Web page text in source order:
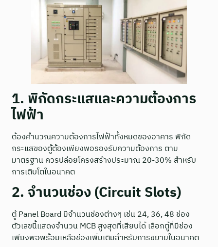
1. พิกัดกระแสและความต้องการ
ไฟฟ้า
ต้องคำนวณความต้องการไฟฟ้าทั้งหมดของอาคาร พิกัด
กระแสของตู้ต้องเพียงพอรองรับความต้องการ ตาม
มาตรฐาน ควรปล่อยโครงสร้างประมาณ 20-30% สำหรับ
การเติบโตในอนาคต
2. จำนวนช่อง (Circuit Slots)
ตู้ Panel Board มีจำนวนช่องต่างๆ เช่น 24, 36, 48 ช่อง
ตัวเลขนี้แสดงจำนวน MCB สูงสุดที่เสียบได้ เลือกตู้ที่มีช่อง
เพียงพอพร้อมเหลือช่องเพิ่มเติมสำหรับการขยายในอนาคต